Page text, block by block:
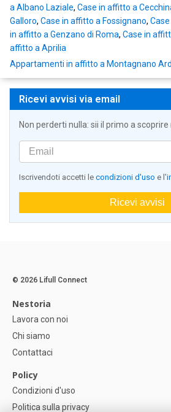
a Albano Laziale, Case in affitto a
Galloro, Case in affitto a Fossignano,
in affitto a Genzano di Roma, Case in
affitto a Aprilia
Appartamenti in affitto a Montagnano
Ricevi avvisi via email
Non perderti nulla: sii il primo a
Iscrivendoti accetti le condizioni d'uso e l'
Ricevi avvisi
© 2026 Lifull Connect
Nestoria
Lavora con noi
Chi siamo
Contattaci
Policy
Condizioni d'uso
Politica sulla privacy